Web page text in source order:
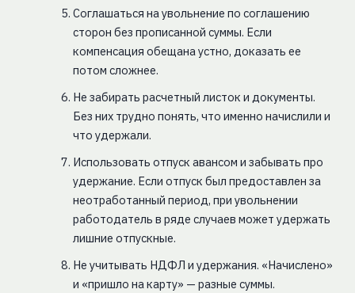
Соглашаться на увольнение по соглашению
сторон без прописанной суммы. Если
компенсация обещана устно, доказать ее
потом сложнее.
Не забирать расчетный листок и документы.
Без них трудно понять, что именно начислили и
что удержали.
Использовать отпуск авансом и забывать про
удержание. Если отпуск был предоставлен за
неотработанный период, при увольнении
работодатель в ряде случаев может удержать
лишние отпускные.
Не учитывать НДФЛ и удержания. «Начислено»
и «пришло на карту» — разные суммы.